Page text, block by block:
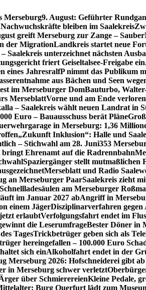
Merseburg9. August: Geführter
bleiben im Saalekreis
greift Merseburg zur Zange –
der MigrationLandkreis startet neue
Saalekreis unterzeichnet nächsten
friert Geiseltalsee-Freigabe ein
eines JahresralfP nimmt das Publikum
aus Bächen und Seen
im Merseburger DomBauturbo,
MerseblattVorne und am Ende
– Saalekreis wählt neuen Landrat in
Euro – Bauausschuss berät Pläne
in Merseburg: 1,36
„Zukunft Inklusion“: Halle und
– Stichwahl am 28. Juni353
Ehrenamt auf die Radrennbahn
Spaziergänger stellt
Merseblatt und Radio
an Merseburger PaarSaalekreis zieht
am Merseburger
im Januar 2027 abAngriff in
einem JägerDisziplinarverfahren
erlaubtVerfolgungsfahrt endet im
die LeserumfrageBester Döner in
TagesTrickbetrüger geben sich als
hereingefallen – 100.000 Euro
sich einAlkoholfahrt endet in der
Merseburg 2026: Hofschneiderei gibt
in Merseburg schwer verletzt
über SchmierereienKleine Pedale,
Burg Querfurt lädt zum